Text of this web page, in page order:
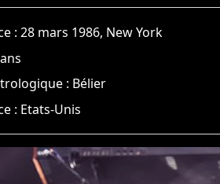
:28 mars 1986, New York
: Bélier
: Etats-Unis